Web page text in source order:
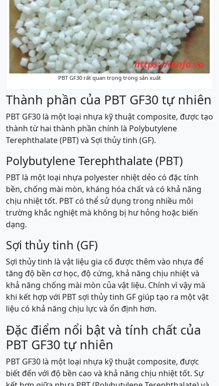
PBT GF30 rất quan trọng trong sản xuất
Thành phần của PBT GF30 tự nhiên
PBT GF30 là một loại nhựa kỹ thuật composite, được tạo
thành từ hai thành phần chính là Polybutylene
Terephthalate (PBT) và Sợi thủy tinh (GF).
Polybutylene Terephthalate (PBT)
PBT là một loại nhựa polyester nhiệt dẻo có đặc tính
bền, chống mài mòn, kháng hóa chất và có khả năng
chịu nhiệt tốt. PBT có thể sử dụng trong nhiều môi
trường khắc nghiệt mà không bị hư hỏng hoặc biến
dạng.
Sợi thủy tinh (GF)
Sợi thủy tinh là vật liệu gia cố được thêm vào nhựa để
tăng độ bền cơ học, độ cứng, khả năng chịu nhiệt và
khả năng chống mài mòn của vật liệu. Chính vì vậy mà
khi kết hợp với PBT sợi thủy tinh GF giúp tạo ra một vật
liệu có khả năng chịu lực và ổn định hơn.
Đặc điểm nổi bật và tính chất của
PBT GF30 tự nhiên
PBT GF30 là một loại nhựa kỹ thuật composite, được
biết đến với độ bền cao và khả năng chịu nhiệt tốt. Sự